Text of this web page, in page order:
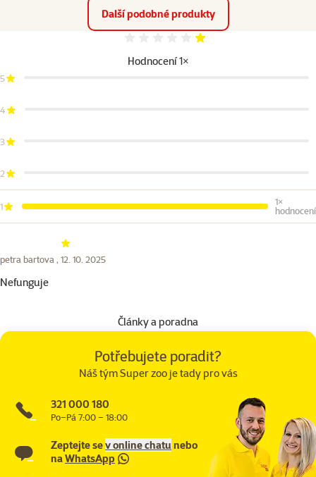
Další podobné produkty
Hodnocení 1×
Hodnocení 20%
5
4
3
2
1
1×
hodnocení
Hodnocení 20%
petra bartova , 12. 10. 2025
Nefunguje
Články a poradna
Potřebujete poradit?
Náš tým Super zoo je tady pro vás
321 000 180
Po–Pá 7:00 – 18:00
Zeptejte sev online chatunebo
naWhatsApp